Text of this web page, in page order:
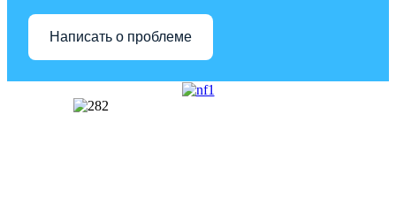
Написать о проблеме